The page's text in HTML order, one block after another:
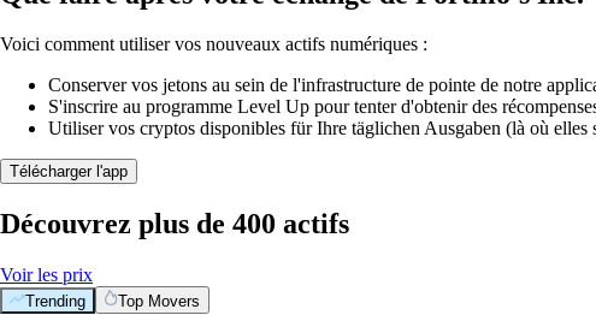
Voici comment utiliser vos nouveaux actifs numériques :
Conserver vos jetons au sein de l'infrastructure de pointe de notre
S'inscrire au programme Level Up pour tenter d'obtenir des
Utiliser vos cryptos disponibles für Ihre täglichen Ausgaben (là où elles
Télécharger l'app
Découvrez plus de 400 actifs
Voir les prix
Trending Top Movers